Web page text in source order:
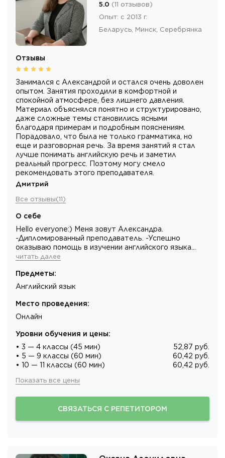
5.0 (11 отзывов)
Опыт: с 2013 г.
Беларусь, Минск, Серебрянка
Отзывы
Занимался с Александрой и остался очень доволен
опытом. Занятия проходили в комфортной и
спокойной атмосфере, без лишнего давления.
Материал объяснялся понятно и структурировано,
даже сложные темы становились ясными
благодаря примерам и подробным пояснениям.
Порадовало, что была не только грамматика, но
еще и разговорная речь. За время занятий я стал
лучше понимать английскую речь и заметил
реальный прогресс. Поэтому могу смело
рекомендовать этого преподавателя.
Дмитрий
Все отзывы(11)
О себе
Hello everyone:) Меня зовут Александра.
-Дипломированный преподаватель. -Успешно
оказываю помощь в изучении английского языка…
читать далее
Предметы:
Английский язык
Место проведения:
Онлайн
Уровни обучения и цены:
• 3 — 4 классы (45 мин)
52,87 руб.
• 5 — 9 классы (60 мин)
60,42 руб.
• 10 — 11 классы (60 мин)
60,42 руб.
Показать все цены
СВЯЗАТЬСЯ С РЕПЕТИТОРОМ